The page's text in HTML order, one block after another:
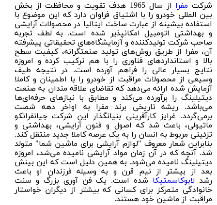
شرکت مفرا
از سال 1965 هدف تقویت و محافظت از بخش
بین المللی خودرو را با اشتیاق فراوان دارد که این موضوع با
استفاده بیشینه از عبارت ساخت ایتالیا در محصولات آرایشی
و بهداشتی اتومبیل امکانپذیر شده است. به لطف تجربه
صاحب شرکت تولیدکننده و آزمایشگاه‌‌های تحقیقاتی پیشرفته
آن، مفرا از طریق روش‌‌های تولید صنعتگرانه، کیفیت سطح
بالا و استانداردهای فناوری را با هم ترکیب کرده و امروزه
نتایج بسیار عالی را فراهم آورده است. در نتیجه طیف
وسیعی از محصولات مراقبت از خودرو را با اطمینان و کاملا
آزمایش شده ارائه می‌دهد که تقاضای علاقه مندان به صنعت
دیتیلینگ را برآورده می‌کند و مطابق با نیازهای حرفه‌ای‌ها
می‌باشد. ریشه تاریخی برند مفرا به اواخر دهه شصت
برمی‌گردد. غرایز کارآفرینی بنیانگذار این شرکت جیانفرانکو
ماتیولی، باعث شد که اصول و فنون آرایشی، بهداشتی و
تزئینی مربوط به انسان را به یک عرصه کاملا جدید منتقل کند.
بنابراین شعار معروف "لوازم آرایشی برای ماشین شما" متولد
شد. آنچه که در آن زمان مواد آرایشی نامیده می‌شد، امروزه
دیتیلینگ نامیده می‌شود. به همین دلیل است که این بینش
بعد از بیشتر از نیم قرن و به وسیله فرزندان او باعث
رشد لابوکاسمتیکا شده است. یک فن آوری بزرگ و سنت
خانوادگی متمرکز برای کسانی که بیشتر از دیگران خواستار
مراقبت از ماشین خود هستند.